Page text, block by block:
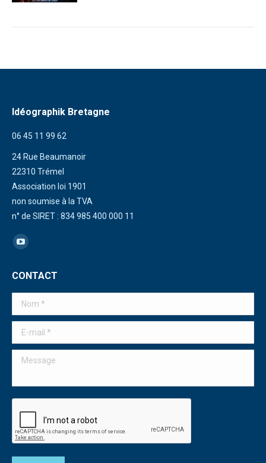
Idéographik Bretagne
06 45 11 99 62
24 Rue Beaumanoir
22310 Trémel
Association loi 1901
non soumise à la TVA
n° de SIRET : 834 985 400 000 11
Trouvez nous sur :
La
YouTube
s'ouvre
nouvelle
fenêtre
CONTACT
Nom *
E-mail *
Message